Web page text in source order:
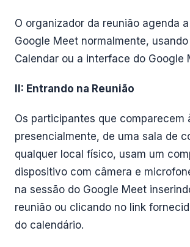
O organizador da reunião agenda
Google Meet normalmente,
Calendar ou a interface do Google
II: Entrando na Reunião
Os participantes que comparecem
presencialmente, de uma sala de
qualquer local físico, usam um
dispositivo com câmera e
na sessão do Google Meet
reunião ou clicando no link
do calendário.